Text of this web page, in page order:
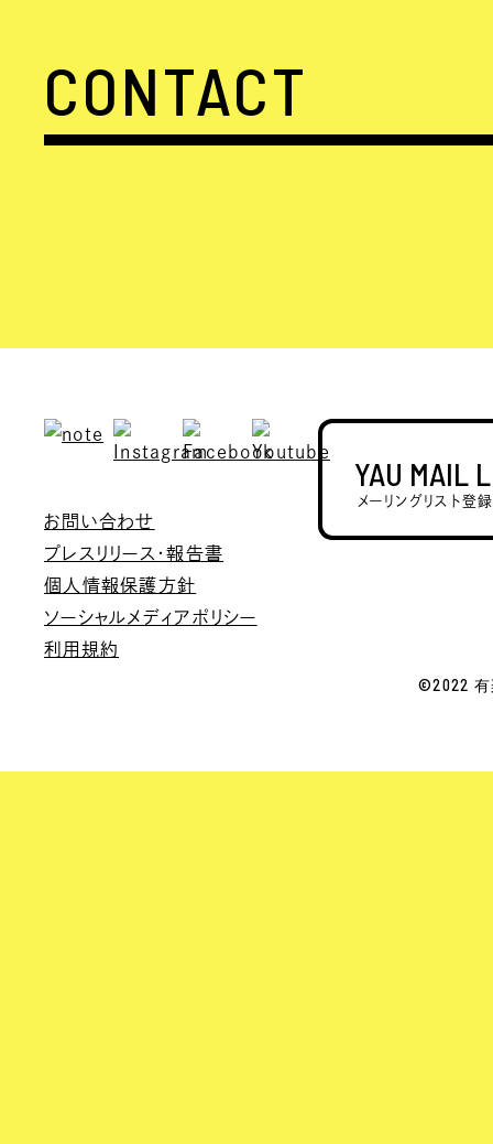
CONTACT
YAU MAIL
メーリングリスト登
お問い合わせ
プレスリリース・報告書
個人情報保護方針
ソーシャルメディアポリシー
利用規約
©2022 有